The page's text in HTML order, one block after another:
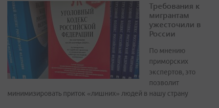
Требования к
мигрантам
ужесточили в
России
По мнению
приморских
экспертов, это
позволит
минимизировать приток «лишних» людей в нашу страну